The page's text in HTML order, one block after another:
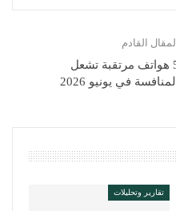
المقال القادم
5 هواتف مرتقبة تشعل
المنافسة في يونيو 2026
تقارير وتحليلات